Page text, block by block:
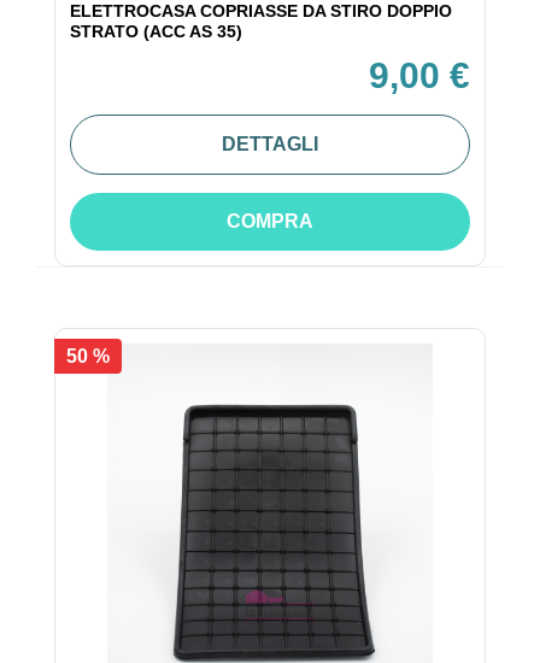
ELETTROCASA COPRIASSE DA STIRO DOPPIO
STRATO (ACC AS 35)
9,00 €
DETTAGLI
COMPRA
50 %